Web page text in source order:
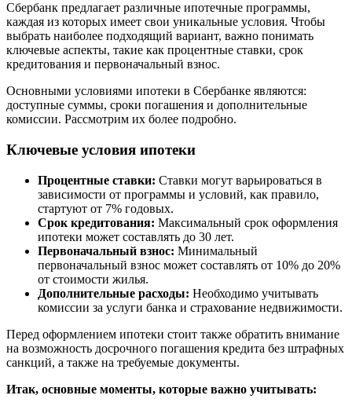
Сбербанк предлагает различные ипотечные программы,
каждая из которых имеет свои уникальные условия. Чтобы
выбрать наиболее подходящий вариант, важно понимать
ключевые аспекты, такие как процентные ставки, срок
кредитования и первоначальный взнос.
Основными условиями ипотеки в Сбербанке являются:
доступные суммы, сроки погашения и дополнительные
комиссии. Рассмотрим их более подробно.
Ключевые условия ипотеки
Процентные ставки: Ставки могут варьироваться в
зависимости от программы и условий, как правило,
стартуют от 7% годовых.
Срок кредитования: Максимальный срок оформления
ипотеки может составлять до 30 лет.
Первоначальный взнос: Минимальный
первоначальный взнос может составлять от 10% до 20%
от стоимости жилья.
Дополнительные расходы: Необходимо учитывать
комиссии за услуги банка и страхование недвижимости.
Перед оформлением ипотеки стоит также обратить внимание
на возможность досрочного погашения кредита без штрафных
санкций, а также на требуемые документы.
Итак, основные моменты, которые важно учитывать: